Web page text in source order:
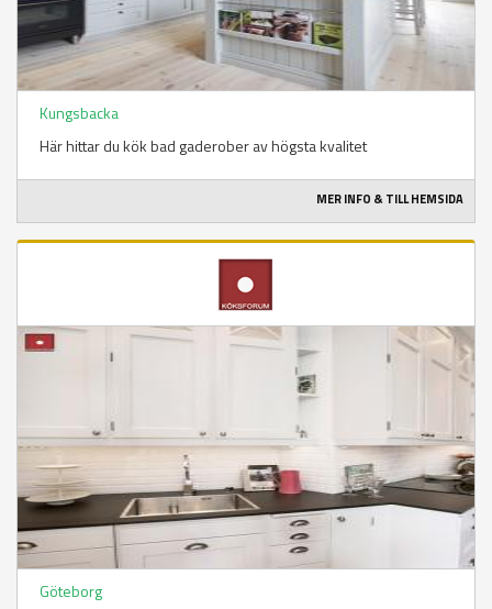
Kungsbacka
Här hittar du kök bad gaderober av högsta kvalitet
MER INFO & TILL HEMSIDA
Göteborg